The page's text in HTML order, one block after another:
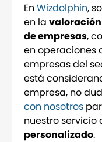
EnWizdolphin,
en la
de empresas,
en operaciones
empresas del
está
empresa, no
con nosotros
nuestro servicio
personalizado.